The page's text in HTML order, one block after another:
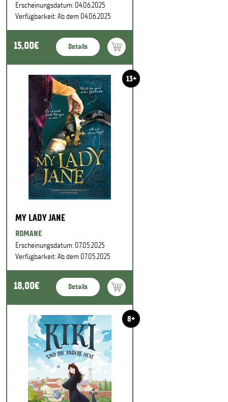
Erscheinungsdatum: 04.06.2025
Verfügbarkeit: Ab dem 04.06.2025
15,00€ Details
13+
MY LADY JANE
ROMANE
Erscheinungsdatum: 07.05.2025
Verfügbarkeit: Ab dem 07.05.2025
18,00€ Details
8+